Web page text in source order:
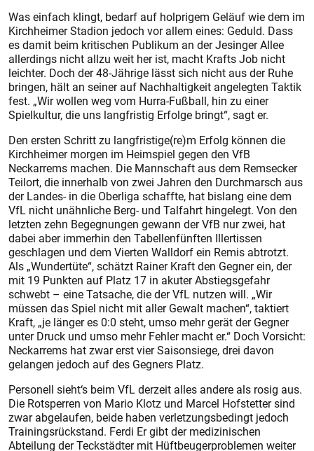
Was einfach klingt, bedarf auf holprigem Geläuf wie dem im
Kirchheimer Stadion jedoch vor allem eines: Geduld. Dass
es damit beim kritischen Publikum an der Jesinger Allee
allerdings nicht allzu weit her ist, macht Krafts Job nicht
leichter. Doch der 48-Jährige lässt sich nicht aus der Ruhe
bringen, hält an seiner auf Nachhaltigkeit angelegten Taktik
fest. „Wir wollen weg vom Hurra-Fußball, hin zu einer
Spielkultur, die uns langfristig Erfolge bringt“, sagt er.
Den ersten Schritt zu langfristige(re)m Erfolg können die
Kirchheimer morgen im Heimspiel gegen den VfB
Neckarrems machen. Die Mannschaft aus dem Remsecker
Teilort, die innerhalb von zwei Jahren den Durchmarsch aus
der Landes- in die Oberliga schaffte, hat bislang eine dem
VfL nicht unähnliche Berg- und Talfahrt hingelegt. Von den
letzten zehn Begegnungen gewann der VfB nur zwei, hat
dabei aber immerhin den Tabellenfünften Illertissen
geschlagen und dem Vierten Walldorf ein Remis abtrotzt.
Als „Wundertüte“, schätzt Rainer Kraft den Gegner ein, der
mit 19 Punkten auf Platz 17 in akuter Abstiegsgefahr
schwebt – eine Tatsache, die der VfL nutzen will. „Wir
müssen das Spiel nicht mit aller Gewalt machen“, taktiert
Kraft, „je länger es 0:0 steht, umso mehr gerät der Gegner
unter Druck und umso mehr Fehler macht er.“ Doch Vorsicht:
Neckarrems hat zwar erst vier Saisonsiege, drei davon
gelangen jedoch auf des Gegners Platz.
Personell sieht‘s beim VfL derzeit alles andere als rosig aus.
Die Rotsperren von Mario Klotz und Marcel Hofstetter sind
zwar abgelaufen, beide haben verletzungsbedingt jedoch
Trainingsrückstand. Ferdi Er gibt der medizinischen
Abteilung der Teckstädter mit Hüftbeugerproblemen weiter